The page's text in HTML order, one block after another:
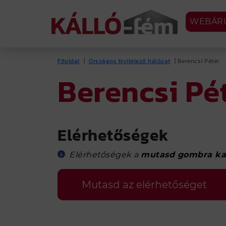
INFORMÁCIÓS
Kerítés
Famintás postaládák
Trapézlemez
Cserepeslemez
Csatorna
Főoldal | Országos kivitelező hálózat | Berencsi Péter
Berencsi
Elérhetőségek
Elérhetőségek a mutasd gombra
Mutasd az elérhetőséget